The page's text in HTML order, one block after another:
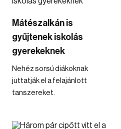
Mátészalkán is
gyűjtenek iskolás
gyerekeknek
Nehéz sorsú diákoknak
juttatják el a felajánlott
tanszereket.